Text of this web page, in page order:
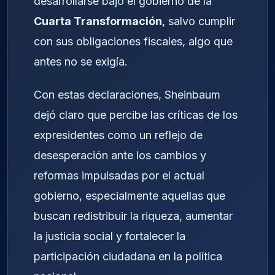
Cuarta Transformación, salvo cumplir
con sus obligaciones fiscales, algo que
antes no se exigía.
Con estas declaraciones, Sheinbaum
dejó claro que percibe las críticas de los
expresidentes como un reflejo de
desesperación ante los cambios y
reformas impulsadas por el actual
gobierno, especialmente aquellas que
buscan redistribuir la riqueza, aumentar
la justicia social y fortalecer la
participación ciudadana en la política